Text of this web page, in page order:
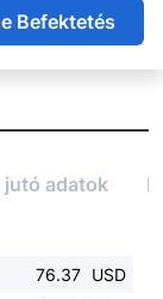
Befektetés
jutó adatok
76.37 USD